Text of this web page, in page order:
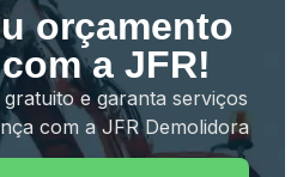
orçamento
a JFR!
e garanta serviços
com a JFR Demolidora